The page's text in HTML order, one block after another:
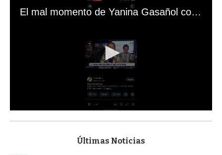
El mal momento de Yanina Gasañol con un hincha argentino en "Subrayado"
s
Últimas Noticias